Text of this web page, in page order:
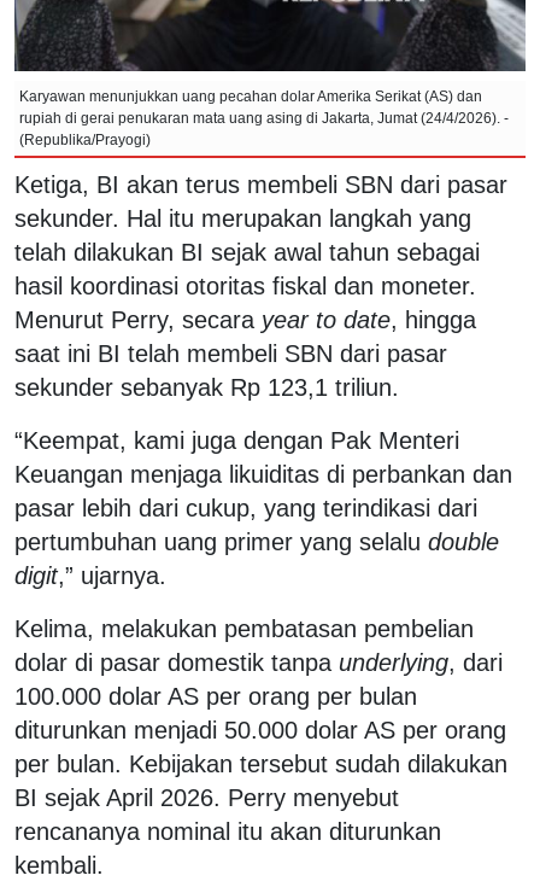
Karyawan menunjukkan uang pecahan dolar Amerika Serikat (AS) dan
rupiah di gerai penukaran mata uang asing di Jakarta, Jumat (24/4/2026). -
(Republika/Prayogi)
Ketiga, BI akan terus membeli SBN dari pasar
sekunder. Hal itu merupakan langkah yang
telah dilakukan BI sejak awal tahun sebagai
hasil koordinasi otoritas fiskal dan moneter.
Menurut Perry, secara year to date, hingga
saat ini BI telah membeli SBN dari pasar
sekunder sebanyak Rp 123,1 triliun.
“Keempat, kami juga dengan Pak Menteri
Keuangan menjaga likuiditas di perbankan dan
pasar lebih dari cukup, yang terindikasi dari
pertumbuhan uang primer yang selalu double
digit,” ujarnya.
Kelima, melakukan pembatasan pembelian
dolar di pasar domestik tanpa underlying, dari
100.000 dolar AS per orang per bulan
diturunkan menjadi 50.000 dolar AS per orang
per bulan. Kebijakan tersebut sudah dilakukan
BI sejak April 2026. Perry menyebut
rencananya nominal itu akan diturunkan
kembali.